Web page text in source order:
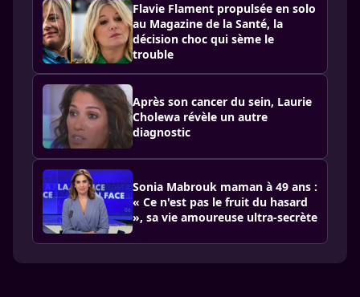
Flavie Flament propulsée en solo
au Magazine de la Santé, la
décision choc qui sème le
trouble
Après son cancer du sein, Laurie
Cholewa révèle un autre
diagnostic
Sonia Mabrouk maman à 49 ans :
« Ce n'est pas le fruit du hasard
», sa vie amoureuse ultra-secrète